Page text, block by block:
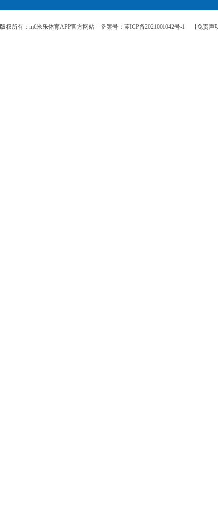
版权所有：m6米乐体育APP官方网站 备案号：苏ICP备2021001042号-1 【免责声